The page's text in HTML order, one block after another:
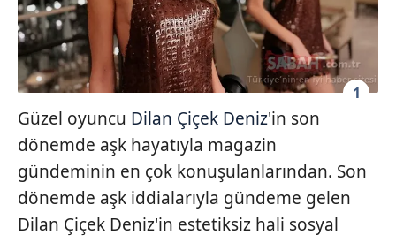
1
Güzel oyuncu Dilan Çiçek Deniz'in son
dönemde aşk hayatıyla magazin
gündeminin en çok konuşulanlarından. Son
dönemde aşk iddialarıyla gündeme gelen
Dilan Çiçek Deniz'in estetiksiz hali sosyal